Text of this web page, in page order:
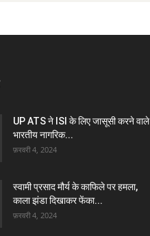
UP ATS ने ISI के लिए जासूसी करने वाले
भारतीय नागरिक...
फ़रवरी 4, 2024
स्वामी प्रसाद मौर्य के काफिले पर हमला,
काला झंडा दिखाकर फेंका...
फ़रवरी 4, 2024